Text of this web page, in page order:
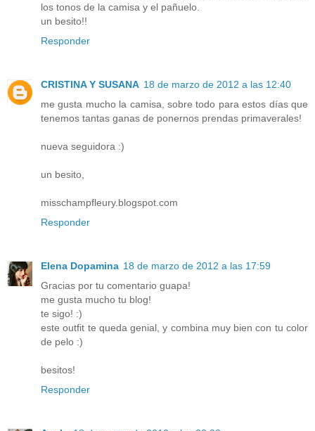
los tonos de la camisa y el pañuelo.
un besito!!
Responder
CRISTINA Y SUSANA 18 de marzo de 2012 a las 12:40
me gusta mucho la camisa, sobre todo para estos días que
tenemos tantas ganas de ponernos prendas primaverales!
nueva seguidora :)
un besito,
misschampfleury.blogspot.com
Responder
Elena Dopamina 18 de marzo de 2012 a las 17:59
Gracias por tu comentario guapa!
me gusta mucho tu blog!
te sigo! :)
este outfit te queda genial, y combina muy bien con tu color
de pelo :)
besitos!
Responder